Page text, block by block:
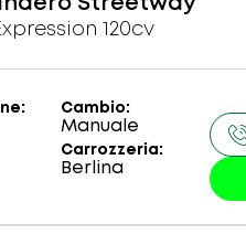
120cv
Cambio
Manuale
Carrozzeria
Berlina